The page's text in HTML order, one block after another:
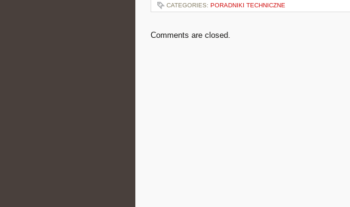
CATEGORIES: PORADNIKI TECHNICZNE
Comments are closed.